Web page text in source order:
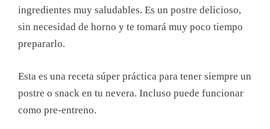
ingredientes muy saludables. Es un postre delicioso,
sin necesidad de horno y te tomará muy poco tiempo
prepararlo.
Esta es una receta súper práctica para tener siempre un
postre o snack en tu nevera. Incluso puede funcionar
como pre-entreno.